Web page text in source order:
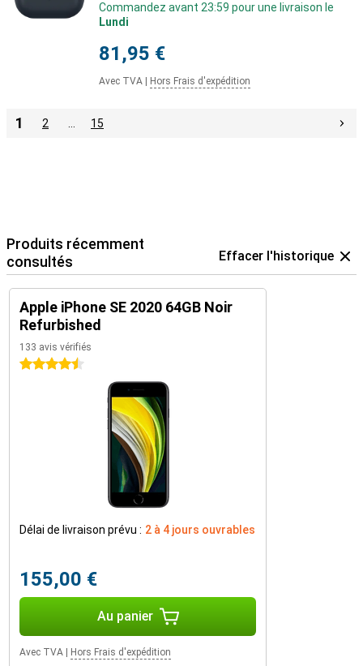
Commandez avant 23:59 pour une livraison le
Lundi
81,95 €
Avec TVA Hors Frais d'expédition
1 2 15
Produits récemment
consultés
Effacer l'historique
Apple iPhone SE 2020 64GB Noir
Refurbished
133 avis vérifiés
4.5 étoiles
Délai de livraison prévu : 2 à 4 jours ouvrables
155,00 €
Au panier
Avec TVA Hors Frais d'expédition